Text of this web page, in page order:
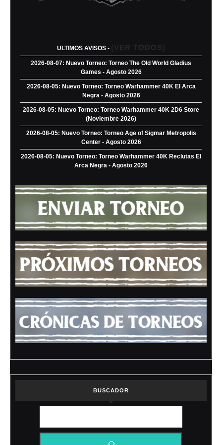
ULTIMOS AVISOS - (VER TODOS)
2026-08-07: Nuevo Torneo: Torneo The Old World Gladius
Games - Agosto 2026
2026-08-05: Nuevo Torneo: Torneo Warhammer 40K El Arca
Negra - Agosto 2026
2026-08-05: Nuevo Torneo: Torneo Warhammer 40K 2D6 Store
(Noviembre 2026)
2026-08-05: Nuevo Torneo: Torneo Age of Sigmar Metropolis
Center - Agosto 2026
2026-08-05: Nuevo Torneo: Torneo Warhammer 40K Reclutas El
Arca Negra - Agosto 2026
BUSCADOR